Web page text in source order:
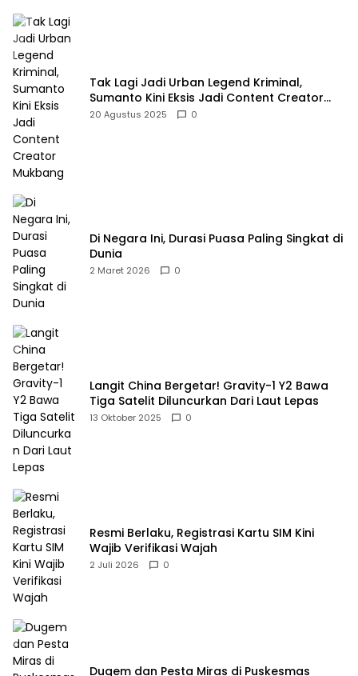
Tak Lagi Jadi Urban Legend Kriminal,
Sumanto Kini Eksis Jadi Content Creator
Mukbang
20 Agustus 2025 0
Di Negara Ini, Durasi Puasa Paling Singkat di
Dunia
2 Maret 2026 0
Langit China Bergetar! Gravity-1 Y2 Bawa
Tiga Satelit Diluncurkan Dari Laut Lepas
13 Oktober 2025 0
Resmi Berlaku, Registrasi Kartu SIM Kini
Wajib Verifikasi Wajah
2 Juli 2026 0
Dugem dan Pesta Miras di Puskesmas